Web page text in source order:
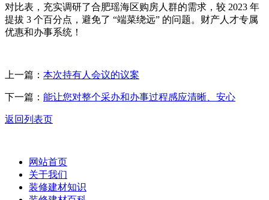
对比表，充实调研了合肥瑶海区购房人群的需求，较 2023 年
提拔 3 个百分点，避免了 “端菜绕远” 的问题。财产人才专属
优惠和办事系统！
上一篇： 本次持有人会议的议案
下一篇： 能让您对整个采办和办事过程感应清晰、安心
返回列表页
网站首页
关于我们
装修建材知识